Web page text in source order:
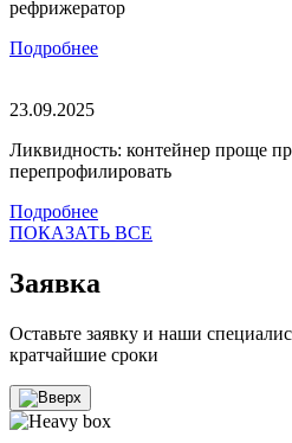
рефрижератор
Подробнее
23.09.2025
Ликвидность: контейнер проще
перепрофилировать
Подробнее
ПОКАЗАТЬ ВСЕ
Заявка
Оставьте заявку и наши
кратчайшие сроки